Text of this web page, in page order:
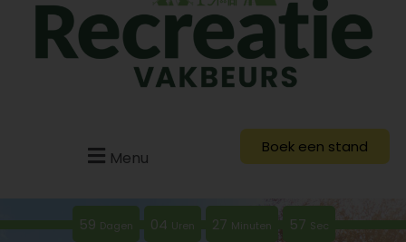
Menu
Boek een stand
59 Dagen 04 Uren 27 Minuten 56 Sec